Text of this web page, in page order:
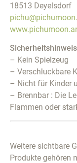
18513 Deyelsdorf
Sicherheitshinweis
– Kein Spielzeug
– Verschluckbare
– Nicht für Kinder
– Brennbar : Die
Flammen oder
Weitere sichtbare
Produkte gehören